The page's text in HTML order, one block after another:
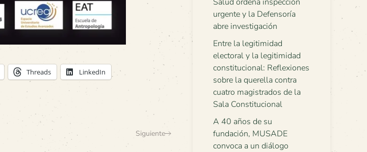
Threads LinkedIn
Siguiente
urgente y la Defensoría
abre investigación
Entre la legitimidad
electoral y la legitimidad
constitucional: Reflexiones
sobre la querella contra
cuatro magistrados de la
Sala Constitucional
A 40 años de su
fundación, MUSADE
convoca a un diálogo